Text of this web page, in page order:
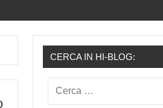
CERCA IN HI-BLOG:
Ricerca
per: